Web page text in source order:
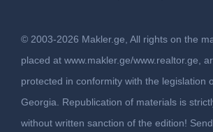
© 2003-2026 Makler.ge, All rights on the
placed at www.makler.ge/www.realtor.ge,
protected in conformity with the legislation
Georgia. Republication of materials is
without written sanction of the edition!